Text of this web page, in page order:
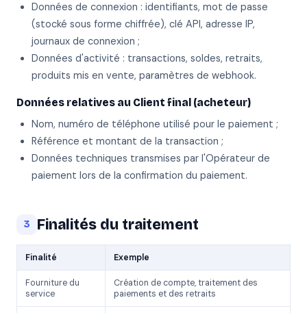
Données de connexion : identifiants, mot de passe
(stocké sous forme chiffrée), clé API, adresse IP,
journaux de connexion ;
Données d'activité : transactions, soldes, retraits,
produits mis en vente, paramètres de webhook.
Données relatives au Client final (acheteur)
Nom, numéro de téléphone utilisé pour le paiement ;
Référence et montant de la transaction ;
Données techniques transmises par l'Opérateur de
paiement lors de la confirmation du paiement.
3 Finalités du traitement
Finalité Exemple
Fourniture du
service
Création de compte, traitement des
paiements et des retraits